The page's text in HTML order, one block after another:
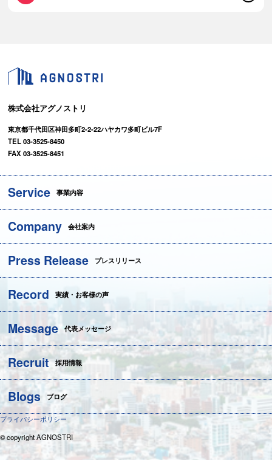
株式会社アグノストリ
東京都千代田区神田多町2-2-22ハヤカワ多町ビル7F
TEL 03-3525-8450
FAX 03-3525-8451
Service 事業内容
Company 会社案内
Press Release プレスリリース
Record 実績・お客様の声
Message 代表メッセージ
Recruit 採用情報
Blogs ブログ
プライバシーポリシー
© copyright AGNOSTRI